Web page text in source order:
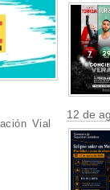
Vial
12 de